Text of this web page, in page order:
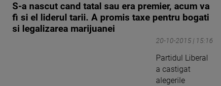
S-a nascut cand tatal sau era premier, acum va
fi si el liderul tarii. A promis taxe pentru bogati
si legalizarea marijuanei
20-10-2015 | 15:16
Partidul Liberal
a castigat
alegerile